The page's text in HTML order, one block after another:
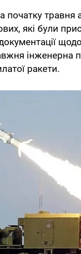
початку
які були
інженерна
ракети.